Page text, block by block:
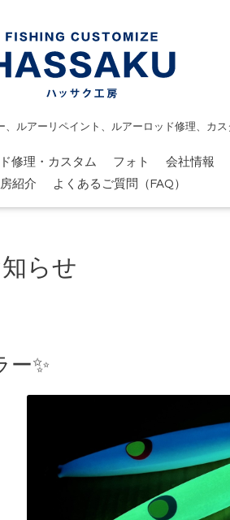
ルアーリペイント、ルアーロッド修理、カス
修理・カスタム フォト 会社情報
紹介 よくあるご質問（FAQ）
らせ
ー✨